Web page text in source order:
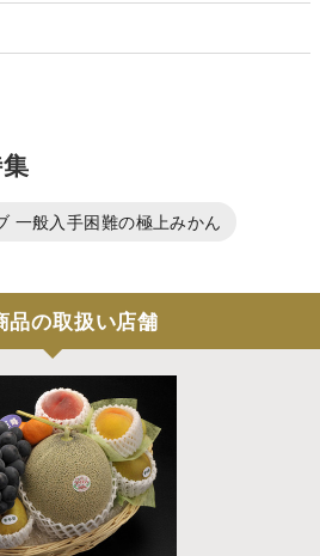
一般入手困難の極上みかん
品の取扱い店舗